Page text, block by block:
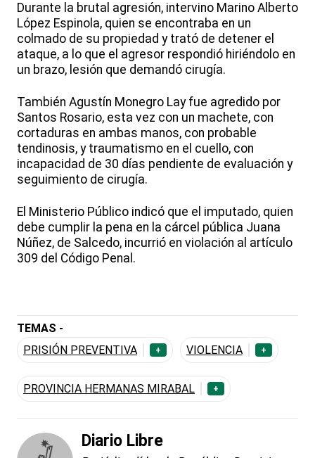
Durante la brutal agresión, intervino Marino Alberto
López Espinola, quien se encontraba en un
colmado de su propiedad y trató de detener el
ataque, a lo que el agresor respondió hiriéndolo en
un brazo, lesión que demandó cirugía.
También Agustín Monegro Lay fue agredido por
Santos Rosario, esta vez con un machete, con
cortaduras en ambas manos, con probable
tendinosis, y traumatismo en el cuello, con
incapacidad de 30 días pendiente de evaluación y
seguimiento de cirugía.
El Ministerio Público indicó que el imputado, quien
debe cumplir la pena en la cárcel pública Juana
Núñez, de Salcedo, incurrió en violación al artículo
309 del Código Penal.
TEMAS -
PRISIÓN PREVENTIVA
+ VIOLENCIA +
PROVINCIA HERMANAS MIRABAL +
Diario Libre